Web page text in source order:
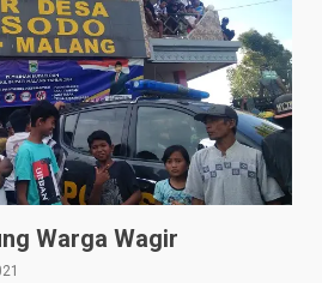
Warga Wagir